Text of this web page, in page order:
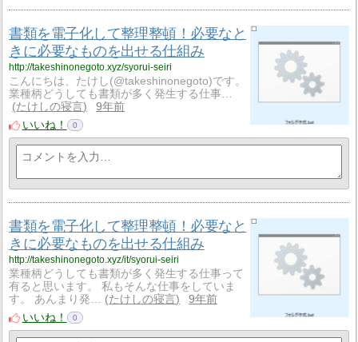
書類を電子化して整理整頓！必要なと
きに必要なものを出せる仕組み
http://takeshinonegoto.xyz/syorui-seiri
こんにちは、たけし(@takeshinonegoto)です。
業種柄どうしても書類が多く発生する仕事…
たけしの寝言
9年前
いいね！
0
書類を電子化して整理整頓！必要なと
きに必要なものを出せる仕組み
http://takeshinonegoto.xyz/it/syorui-seiri
業種柄どうしても書類が多く発生する仕事って
有ると思います。 私もそんな仕事をしていま
す。 あんまり発…
たけしの寝言
9年前
いいね！
0